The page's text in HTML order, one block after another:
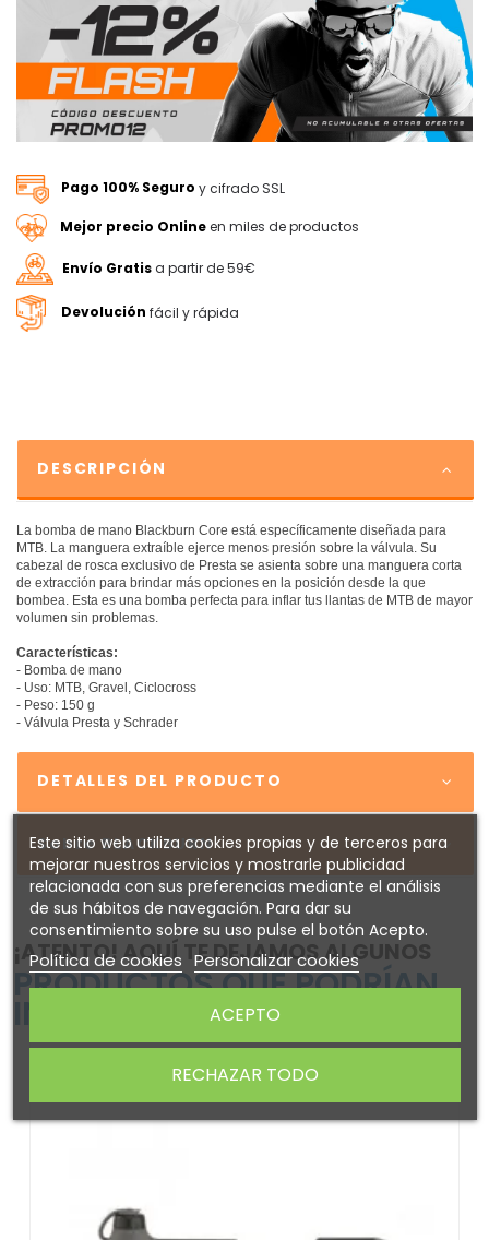
Pago 100% Seguro y cifrado SSL
Mejor precio Onlineen miles de productos
Envío Gratisa partir de 59€
Devolución fácil y rápida
DESCRIPCIÓN
La bomba de mano Blackburn Core está específicamente diseñada para
MTB. La manguera extraíble ejerce menos presión sobre la válvula. Su
cabezal de rosca exclusivo de Presta se asienta sobre una manguera corta
de extracción para brindar más opciones en la posición desde la que
bombea. Esta es una bomba perfecta para inflar tus llantas de MTB de mayor
volumen sin problemas.
Características:
- Bomba de mano
- Uso: MTB, Gravel, Ciclocross
- Peso: 150 g
- Válvula Presta y Schrader
DETALLES DEL PRODUCTO
Sobre BLACKBURN
¡ATENTO! AQUÍ TE DEJAMOS ALGUNOS
PRODUCTOS QUE PODRÍAN
INTERESARTE
Este sitio web utiliza cookies propias y de terceros para
mejorar nuestros servicios y mostrarle publicidad
relacionada con sus preferencias mediante el análisis
de sus hábitos de navegación. Para dar su
consentimiento sobre su uso pulse el botón Acepto.
Política de cookies Personalizar cookies
RECHAZAR TODO
ACEPTO